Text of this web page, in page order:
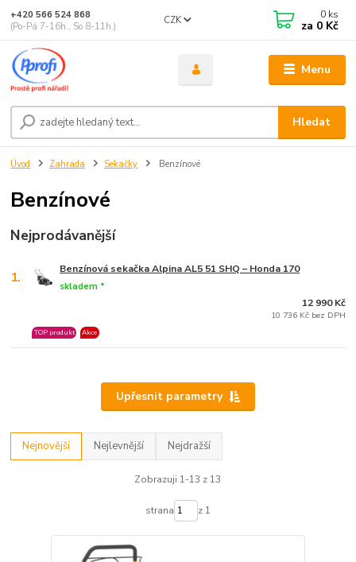
Menu
CZK
Hledat
+420 566 524 868
(Po-Pá 7-16h., So 8-11h.)
0 ks
za 0 Kč
Úvod Zahrada Sekačky Benzínové
Benzínové
Nejprodávanější
1. Benzínová sekačka Alpina AL5 51 SHQ – Honda 170
skladem *
TOP produkt Akce
12 990 Kč
10 736 Kč bez DPH
Upřesnit parametry
Nejnovější Nejlevnější Nejdražší
Zobrazuji 1-13 z 13
strana z 1